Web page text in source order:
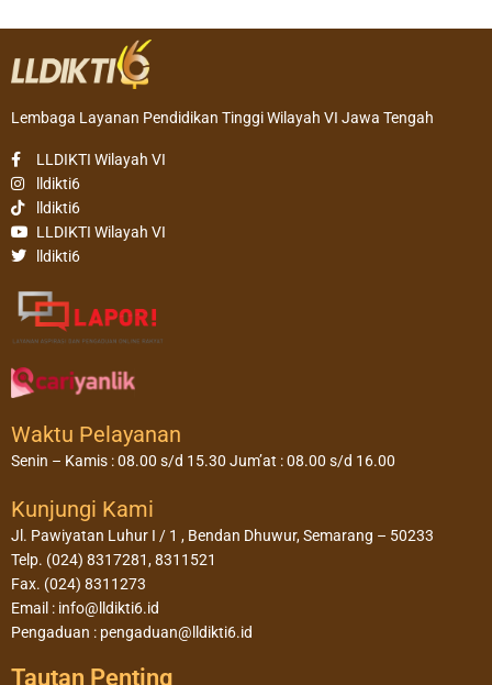
Lembaga Layanan Pendidikan Tinggi Wilayah VI Jawa Tengah
LLDIKTI Wilayah VI
lldikti6
lldikti6
LLDIKTI Wilayah VI
lldikti6
Waktu Pelayanan
Senin – Kamis : 08.00 s/d 15.30 Jum’at : 08.00 s/d 16.00
Kunjungi Kami
Jl. Pawiyatan Luhur I / 1 , Bendan Dhuwur, Semarang – 50233
Telp. (024) 8317281, 8311521
Fax. (024) 8311273
Email : info@lldikti6.id
Pengaduan : pengaduan@lldikti6.id
Tautan Penting